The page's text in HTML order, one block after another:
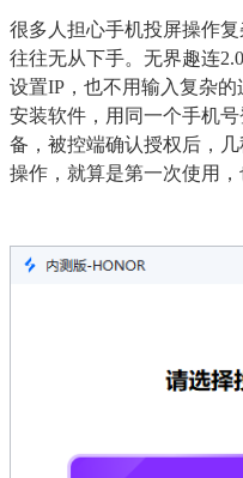
很多人担心手机投屏操作
往往无从下手。无界趣连
设置IP，也不用输入复杂
安装软件，用同一个手机
备，被控端确认授权后，
操作，就算是第一次使用，